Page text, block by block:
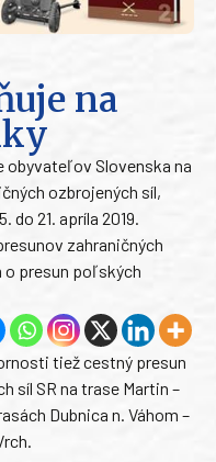
na
obyvateľov Slovenska na
ozbrojených síl,
do 21. apríla 2019.
zahraničných
presun poľských
tiež cestný presun
síl SR na trase Martin –
Dubnica n. Váhom –